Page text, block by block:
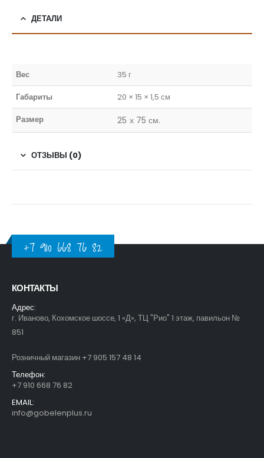
ДЕТАЛИ
Вес
35 г
Габариты
20 × 15 × 1,5 см
Размер
25 х 75 см.
ОТЗЫВЫ (0)
+7 910 668 76 82
КОНТАКТЫ
Адрес:
г. Иваново, Кохомское шоссе, 1 «Д», ТЦ "Рио" 1 этаж, павильон №
851
Розничный магазин +7 905 157 48 14
Телефон:
+7 910 668 76 82
EMAIL:
info@gobelenplus.ru